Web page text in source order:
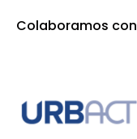
Colaboramos con